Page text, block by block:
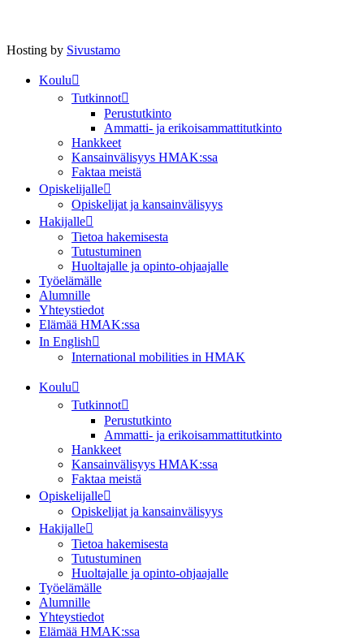
Hosting by Sivustamo
Koulu
Tutkinnot
Perustutkinto
Ammatti- ja erikoisammattitutkinto
Hankkeet
Kansainvälisyys HMAK:ssa
Faktaa meistä
Opiskelijalle
Opiskelijat ja kansainvälisyys
Hakijalle
Tietoa hakemisesta
Tutustuminen
Huoltajalle ja opinto-ohjaajalle
Työelämälle
Alumnille
Yhteystiedot
Elämää HMAK:ssa
In English
International mobilities in HMAK
Koulu
Tutkinnot
Perustutkinto
Ammatti- ja erikoisammattitutkinto
Hankkeet
Kansainvälisyys HMAK:ssa
Faktaa meistä
Opiskelijalle
Opiskelijat ja kansainvälisyys
Hakijalle
Tietoa hakemisesta
Tutustuminen
Huoltajalle ja opinto-ohjaajalle
Työelämälle
Alumnille
Yhteystiedot
Elämää HMAK:ssa